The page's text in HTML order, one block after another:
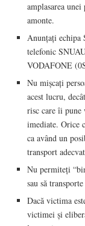
amplasarea
amonte.
Anunțați echipa
telefonic
VODAFONE
Nu mișcați
acest lucru,
risc care îi pune
imediate. Orice
ca având un
transport
Nu permiteți
sau să
Dacă victima
victimei și